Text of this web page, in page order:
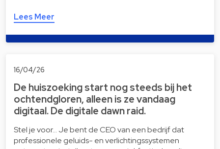
Lees Meer
16/04/26
De huiszoeking start nog steeds bij het
ochtendgloren, alleen is ze vandaag
digitaal. De digitale dawn raid.
Stel je voor… Je bent de CEO van een bedrijf dat
professionele geluids- en verlichtingssystemen